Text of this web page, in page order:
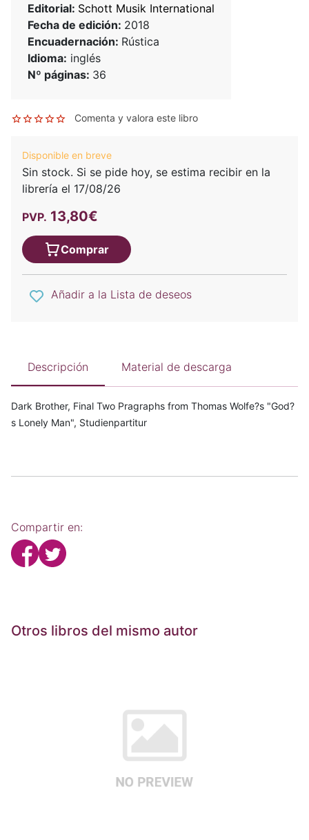
Editorial: Schott Musik International
Fecha de edición: 2018
Encuadernación: Rústica
Idioma: inglés
Nº páginas: 36
Comenta y valora este libro
Disponible en breve
Sin stock. Si se pide hoy, se estima recibir en la
librería el 17/08/26
PVP. 13,80€
Comprar
Añadir a la Lista de deseos
Descripción Material de descarga
Dark Brother, Final Two Pragraphs from Thomas Wolfe?s "God?
s Lonely Man", Studienpartitur
Compartir en:
Otros libros del mismo autor